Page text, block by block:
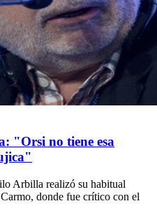
"Orsi no tiene esa
Arbilla realizó su habitual
donde fue crítico con el